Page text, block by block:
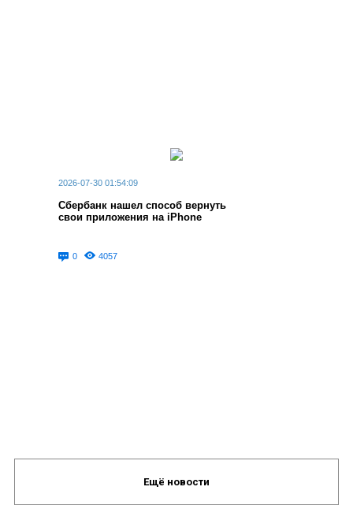
2026-07-30 01:54:09
Сбербанк нашел способ вернуть
свои приложения на iPhone
0 4057
Ещё новости